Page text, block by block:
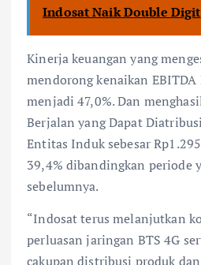
Indosat Naik Double Digit
Kinerja keuangan yang
mendorong kenaikan
menjadi 47,0%. Dan
Berjalan yang Dapat
Entitas Induk sebesar
39,4% dibandingkan periode
sebelumnya.
“Indosat terus melanjutkan
perluasan jaringan BTS 4G
cakupan distribusi produk